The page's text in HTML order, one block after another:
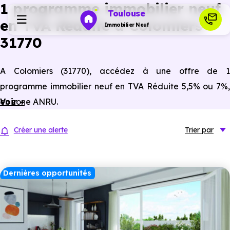
Toulouse
Immobilier Neuf
Investir
Ressources
Financer
1 programme immobilier neuf
en TVA Réduite à Colomiers
31770
A Colomiers (31770), accédez à une offre de 1
programme immobilier neuf en TVA Réduite 5,5% ou 7%,
en zone ANRU.
Voir +
Créer une alerte Trier par
Dernières opportunités